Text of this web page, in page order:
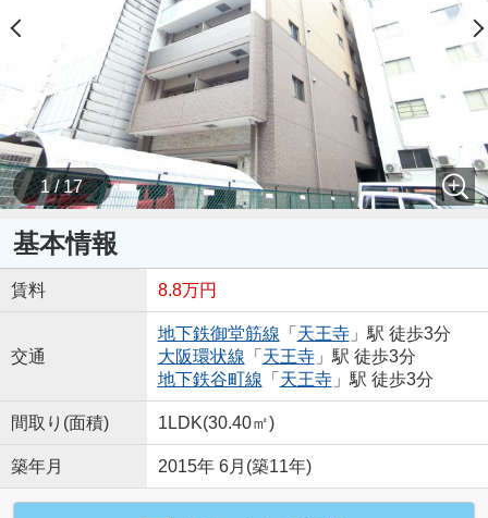
1 / 17
基本情報
賃料 8.8万円
交通
地下鉄御堂筋線 「 天王寺」駅 徒歩3分
大阪環状線 「 天王寺」駅 徒歩3分
地下鉄谷町線 「 天王寺」駅 徒歩3分
間取り(面積) 1LDK(30.40㎡)
築年月 2015年 6月(築11年)